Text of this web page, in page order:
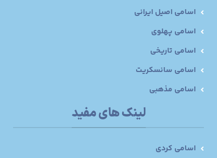
اسامی اصیل ایرانی
اسامی پهلوی
اسامی تاریخی
اسامی سانسکریت
اسامی مذهبی
لینک های مفید
اسامی کردی